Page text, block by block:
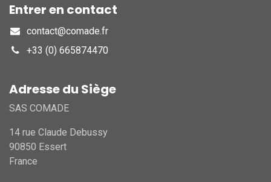
Entrer en contact
contact@comade.fr
+33 (0) 665874470
Adresse du Siège
SAS COMADE
14 rue Claude Debussy
90850 Essert
France